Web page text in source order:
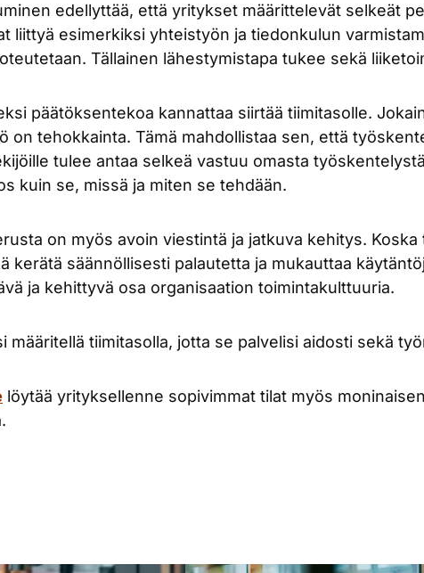
edellyttää, että yritykset määrittelevät selkeät
liittyä esimerkiksi yhteistyön ja tiedonkulun
Tällainen lähestymistapa tukee sekä
päätöksentekoa kannattaa siirtää tiimitasolle.
on tehokkainta. Tämä mahdollistaa sen, että
tulee antaa selkeä vastuu omasta
kuin se, missä ja miten se tehdään.
on myös avoin viestintä ja jatkuva kehitys.
kerätä säännöllisesti palautetta ja mukauttaa
ja kehittyvä osa organisaation toimintakulttuuria.
määritellä tiimitasolla, jotta se palvelisi aidosti sekä
löytää yrityksellenne sopivimmat tilat myös